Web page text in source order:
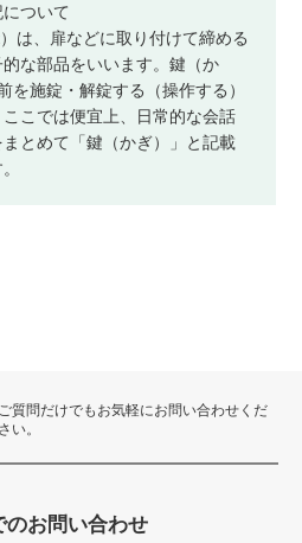
ついて
は、扉などに取り付けて締める
な部品をいいます。鍵（か
を施錠・解錠する（操作する）
こでは便宜上、日常的な会話
とめて「鍵（かぎ）」と記載
ご質問だけでもお気軽にお問い合わせくだ
さい。
のお問い合わせ